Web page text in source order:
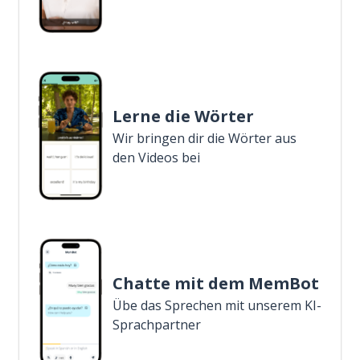
Lerne die Wörter
Wir bringen dir die Wörter aus
den Videos bei
Chatte mit dem MemBot
Übe das Sprechen mit unserem KI-
Sprachpartner